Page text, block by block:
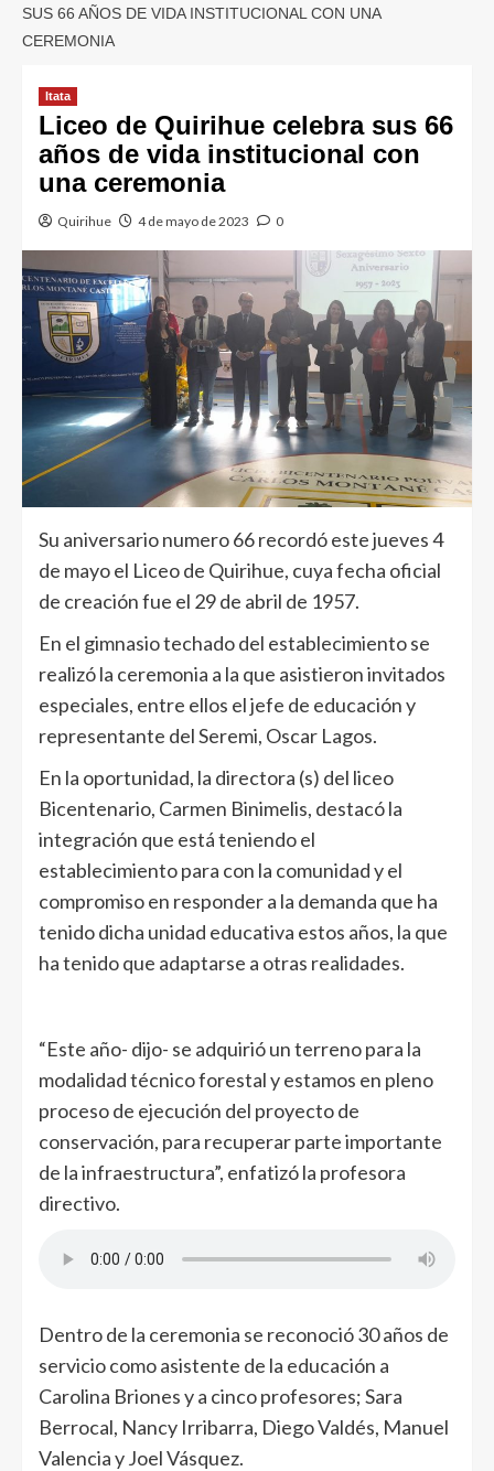
SUS 66 AÑOS DE VIDA INSTITUCIONAL CON UNA
CEREMONIA
Itata
Liceo de Quirihue celebra sus 66
años de vida institucional con
una ceremonia
Quirihue 4 de mayo de 2023 0
Su aniversario numero 66 recordó este jueves 4
de mayo el Liceo de Quirihue, cuya fecha oficial
de creación fue el 29 de abril de 1957.
En el gimnasio techado del establecimiento se
realizó la ceremonia a la que asistieron invitados
especiales, entre ellos el jefe de educación y
representante del Seremi, Oscar Lagos.
En la oportunidad, la directora (s) del liceo
Bicentenario, Carmen Binimelis, destacó la
integración que está teniendo el
establecimiento para con la comunidad y el
compromiso en responder a la demanda que ha
tenido dicha unidad educativa estos años, la que
ha tenido que adaptarse a otras realidades.
“Este año- dijo- se adquirió un terreno para la
modalidad técnico forestal y estamos en pleno
proceso de ejecución del proyecto de
conservación, para recuperar parte importante
de la infraestructura”, enfatizó la profesora
directivo.
Dentro de la ceremonia se reconoció 30 años de
servicio como asistente de la educación a
Carolina Briones y a cinco profesores; Sara
Berrocal, Nancy Irribarra, Diego Valdés, Manuel
Valencia y Joel Vásquez.